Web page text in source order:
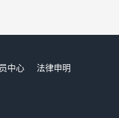
中心
法律申明